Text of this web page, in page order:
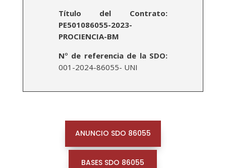
Título del Contrato:
PE501086055-2023-
PROCIENCIA-BM
N° de referencia de la SDO:
001-2024-86055- UNI
ANUNCIO SDO 86055
BASES SDO 86055